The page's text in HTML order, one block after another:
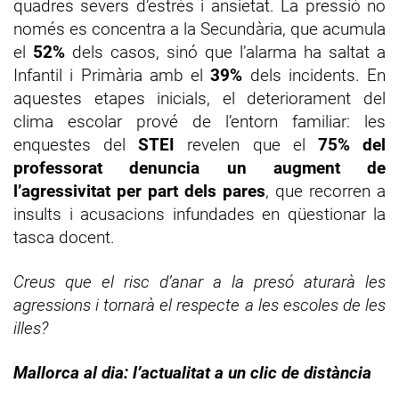
quadres severs d’estrès i ansietat. La pressió no
només es concentra a la Secundària, que acumula
el 52% dels casos, sinó que l’alarma ha saltat a
Infantil i Primària amb el39% dels incidents. En
aquestes etapes inicials, el deteriorament del
clima escolar prové de l’entorn familiar: les
enquestes delSTEI revelen que el 75% del
professorat denuncia un augment de
l’agressivitat per part dels pares, que recorren a
insults i acusacions infundades en qüestionar la
tasca docent.
Creus que el risc d’anar a la presó aturarà les
agressions i tornarà el respecte a les escoles de les
illes?
Mallorca al dia: l’actualitat a un clic de distància